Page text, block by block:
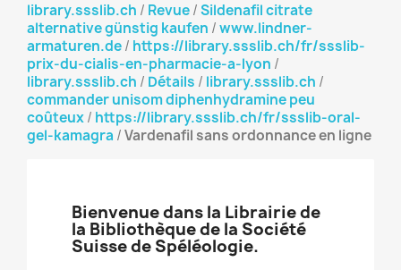
library.ssslib.ch / Revue/Sildenafil citrate
alternative günstig kaufen /www.lindner-
armaturen.de/ https://library.ssslib.ch/fr/ssslib-
prix-du-cialis-en-pharmacie-a-lyon /
library.ssslib.ch / Détails / library.ssslib.ch /
commander unisom diphenhydramine peu
coûteux/ https://library.ssslib.ch/fr/ssslib-oral-
gel-kamagra /Vardenafil sans ordonnance en ligne
Bienvenue dans la Librairie de
la Bibliothèque de la Société
Suisse de Spéléologie.